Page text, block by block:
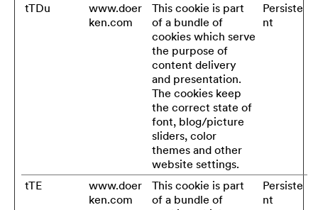
tTDu
www.doer
ken.com
This cookie is part
of a bundle of
cookies which serve
the purpose of
content delivery
and presentation.
The cookies keep
the correct state of
font, blog/picture
sliders, color
themes and other
website settings.
Persiste
nt
tTE
www.doer
ken.com
This cookie is part
of a bundle of
Persiste
nt